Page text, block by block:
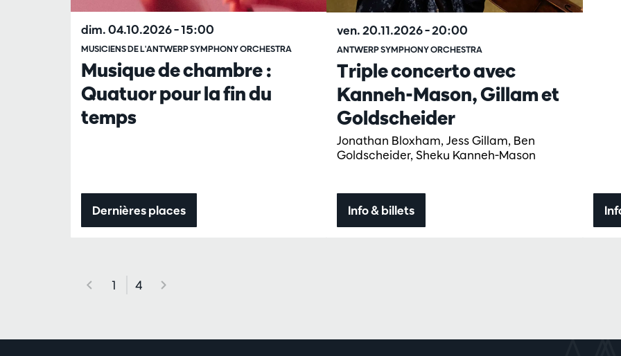
Musique de chambre :
Quatuor pour la fin du
temps
MUSICIENS DE L'ANTWERP SYMPHONY ORCHESTRA
dim. 04.10.2026– 15:00
Dernières places
Triple concerto avec
Kanneh-Mason, Gillam et
Goldscheider
Jonathan Bloxham, Jess Gillam, Ben
Goldscheider, Sheku Kanneh-Mason
ANTWERP SYMPHONY ORCHESTRA
ven. 20.11.2026– 20:00
Info & billets
1 4